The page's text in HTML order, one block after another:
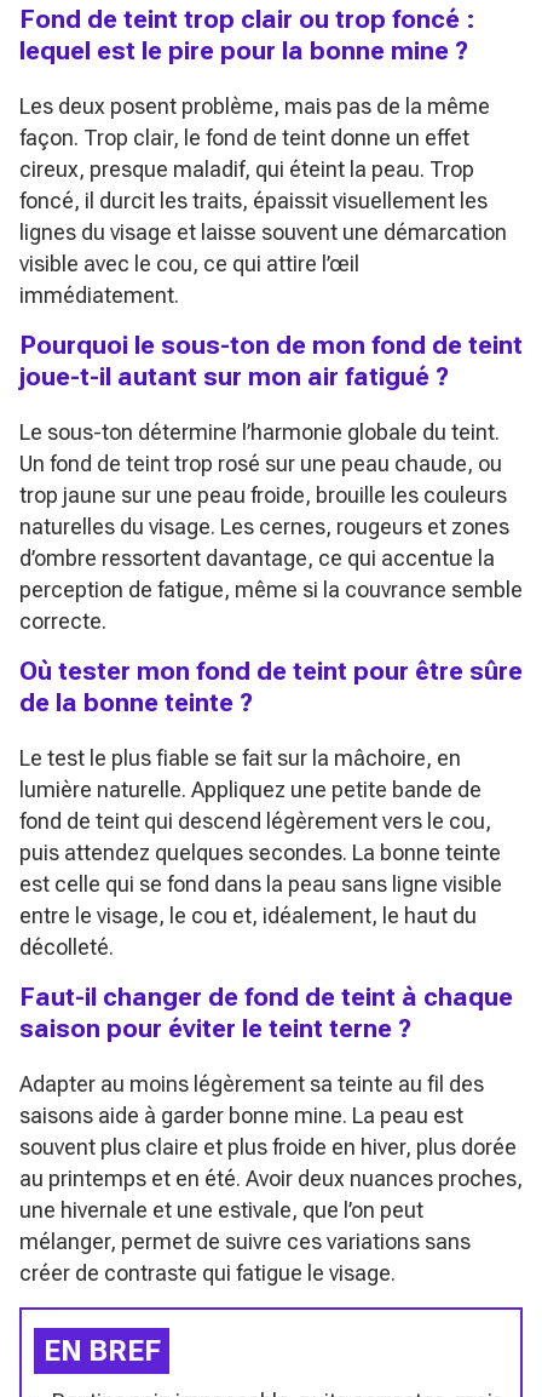
Fond de teint trop clair ou trop foncé :
lequel est le pire pour la bonne mine ?
Les deux posent problème, mais pas de la même
façon. Trop clair, le fond de teint donne un effet
cireux, presque maladif, qui éteint la peau. Trop
foncé, il durcit les traits, épaissit visuellement les
lignes du visage et laisse souvent une démarcation
visible avec le cou, ce qui attire l’œil
immédiatement.
Pourquoi le sous-ton de mon fond de teint
joue-t-il autant sur mon air fatigué ?
Le sous-ton détermine l’harmonie globale du teint.
Un fond de teint trop rosé sur une peau chaude, ou
trop jaune sur une peau froide, brouille les couleurs
naturelles du visage. Les cernes, rougeurs et zones
d’ombre ressortent davantage, ce qui accentue la
perception de fatigue, même si la couvrance semble
correcte.
Où tester mon fond de teint pour être sûre
de la bonne teinte ?
Le test le plus fiable se fait sur la mâchoire, en
lumière naturelle. Appliquez une petite bande de
fond de teint qui descend légèrement vers le cou,
puis attendez quelques secondes. La bonne teinte
est celle qui se fond dans la peau sans ligne visible
entre le visage, le cou et, idéalement, le haut du
décolleté.
Faut-il changer de fond de teint à chaque
saison pour éviter le teint terne ?
Adapter au moins légèrement sa teinte au fil des
saisons aide à garder bonne mine. La peau est
souvent plus claire et plus froide en hiver, plus dorée
au printemps et en été. Avoir deux nuances proches,
une hivernale et une estivale, que l’on peut
mélanger, permet de suivre ces variations sans
créer de contraste qui fatigue le visage.
EN BREF